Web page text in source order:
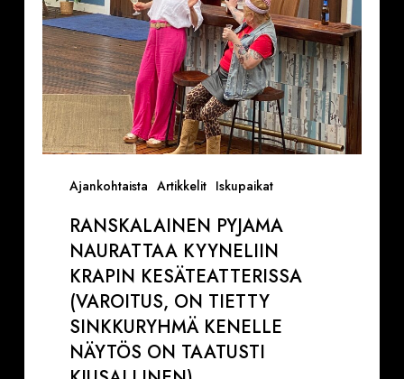
Ajankohtaista Artikkelit Iskupaikat
ON
TIETTY
SINKKURYHMÄ
KENELLE
NÄYTÖS
ON
TAATUSTI
KIUSALLINEN)
RANSKALAINEN PYJAMA
NAURATTAA KYYNELIIN
KRAPIN KESÄTEATTERISSA
(VAROITUS, ON TIETTY
SINKKURYHMÄ KENELLE
NÄYTÖS ON TAATUSTI